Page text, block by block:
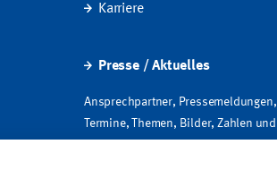
Karriere
Presse / Aktuelles
Ansprechpartner, Pressemeldungen,
Termine, Themen, Bilder, Zahlen und